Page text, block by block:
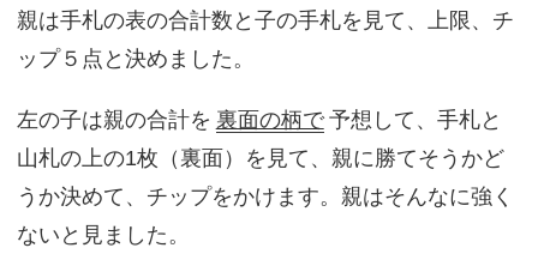
親は手札の表の合計数と子の手札を見て、上限、チ
ップ５点と決めました。
左の子は親の合計を 裏面の柄で 予想して、手札と
山札の上の1枚（裏面）を見て、親に勝てそうかど
うか決めて、チップをかけます。親はそんなに強く
ないと見ました。